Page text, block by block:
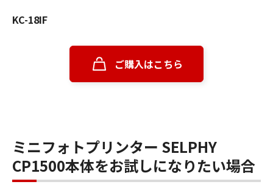
KC-18IF
ご購入はこちら
ミニフォトプリンター SELPHY
CP1500本体をお試しになりたい場合